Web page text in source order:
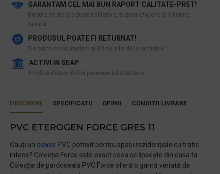
GARANTAM CEL MAI BUN RAPORT CALITATE-PRET!
​Bucura-te de produse calitative, suport eficient si o livrare
rapida!
PRODUSUL POATE FI RETURNAT!
De catre consumatori in 30 de zile de la achizitie
ACTIVI IN SEAP
Produs disponibil si pe www.e-licitatie.ro
DESCRIERE SPECIFICATII OPINII CONDITII LIVRARE
PVC ETEROGEN FORCE GRES 11
Cauți un covor PVC potrivit pentru spații rezidențiale cu trafic
intens? Colecția Force este exact ceea ce lipsește din casa ta.
Colecția de pardoseală PVC Force oferă o gamă variată de